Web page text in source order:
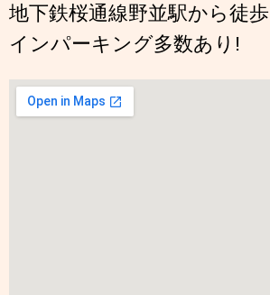
地下鉄桜通線野並駅から徒
インパーキング多数あり!